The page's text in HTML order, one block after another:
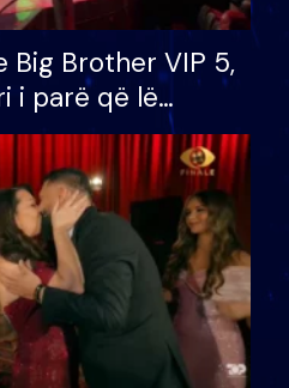
Big Brother VIP 5,
i parë që lë
mundësinë për
madh